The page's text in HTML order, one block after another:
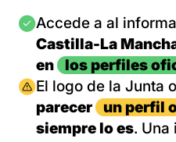
Imagen
Accede a al
Castilla-La
en
los perfiles
Imagen
El logo de la Junta
parecer
un perfil
siempre lo es. Una